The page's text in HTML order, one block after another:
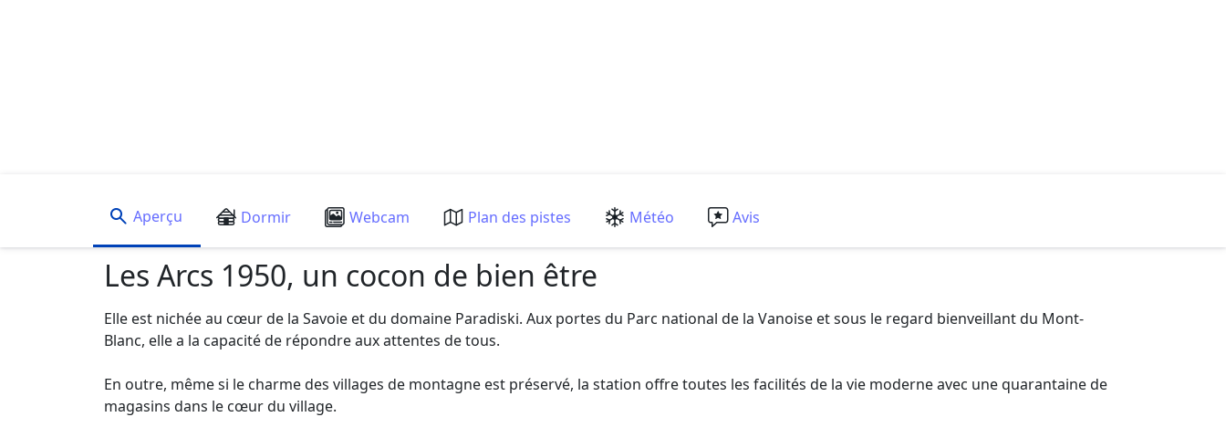
Aperçu Dormir Webcam Plan des pistes Météo Avis
Les Arcs 1950, un cocon de bien être
Elle est nichée au cœur de la Savoie et du domaine Paradiski. Aux portes du Parc national de la Vanoise et sous le regard bienveillant du Mont-
Blanc, elle a la capacité de répondre aux attentes de tous.
En outre, même si le charme des villages de montagne est préservé, la station offre toutes les facilités de la vie moderne avec une quarantaine de
magasins dans le cœur du village.